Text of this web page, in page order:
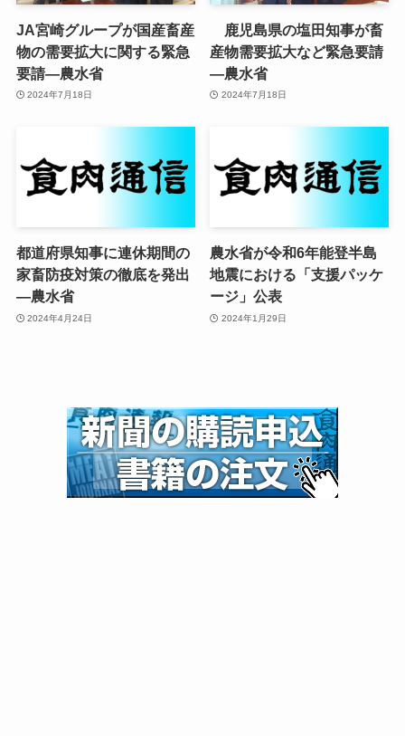
JA宮崎グループが国産畜産
物の需要拡大に関する緊急
要請—農水省
2024年7月18日
鹿児島県の塩田知事が畜
産物需要拡大など緊急要請
—農水省
2024年7月18日
都道府県知事に連休期間の
家畜防疫対策の徹底を発出
—農水省
2024年4月24日
農水省が令和6年能登半島
地震における「支援パッケ
ージ」公表
2024年1月29日